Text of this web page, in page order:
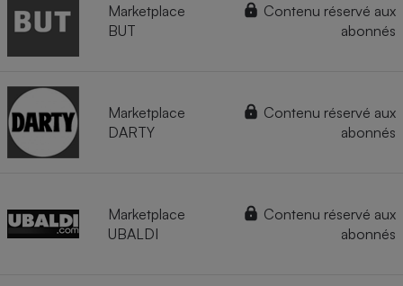
Marketplace
BUT
Contenu réservé aux
abonnés
Marketplace
DARTY
Contenu réservé aux
abonnés
Marketplace
UBALDI
Contenu réservé aux
abonnés